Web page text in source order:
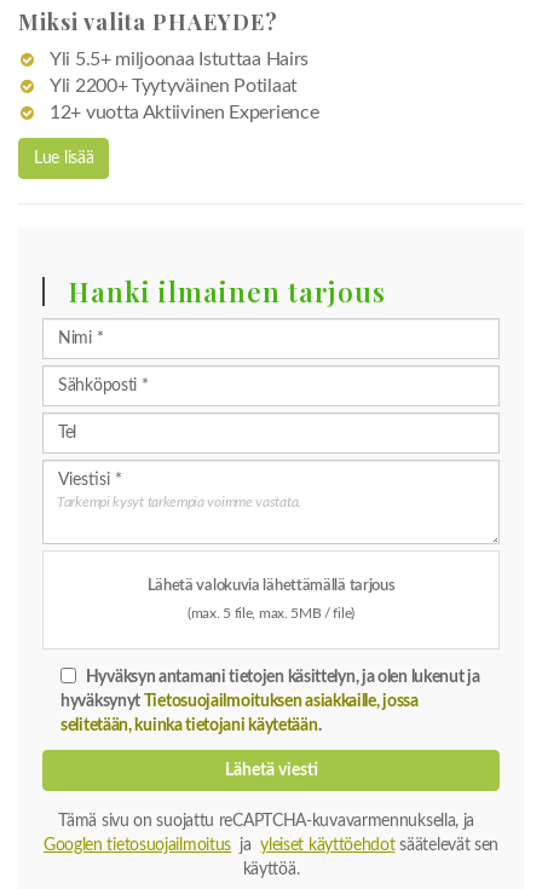
Miksi valita PHAEYDE?
Yli 5.5+ miljoonaa Istuttaa Hairs
Yli 2200+ Tyytyväinen Potilaat
12+ vuotta Aktiivinen Experience
Lue lisää
Hanki ilmainen tarjous
Tarkempi kysyt tarkempia voimme vastata.
Lähetä valokuvia lähettämällä tarjous
(max. 5 file, max. 5MB / file)
Hyväksyn antamani tietojen käsittelyn, ja olen lukenut ja
hyväksynyt
Tietosuojailmoituksen asiakkaille, jossa
selitetään, kuinka tietojani käytetään.
Lähetä viesti
Tämä sivu on suojattu reCAPTCHA-kuvavarmennuksella, ja
Googlen tietosuojailmoitus jayleiset käyttöehdotsäätelevät sen
käyttöä.